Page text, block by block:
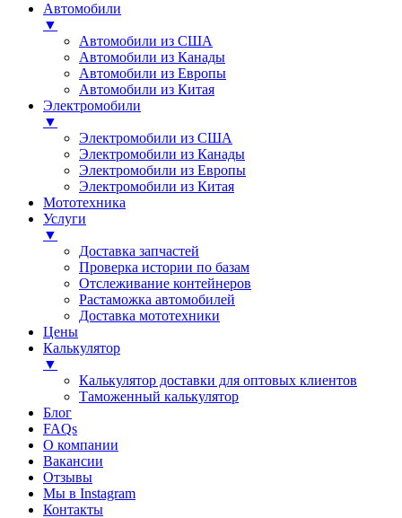
Автомобили
▼
Автомобили из США
Автомобили из Канады
Автомобили из Европы
Автомобили из Китая
Электромобили
▼
Электромобили из США
Электромобили из Канады
Электромобили из Европы
Электромобили из Китая
Мототехника
Услуги
▼
Доставка запчастей
Проверка истории по базам
Отслеживание контейнеров
Растаможка автомобилей
Доставка мототехники
Цены
Калькулятор
▼
Калькулятор доставки для оптовых клиентов
Таможенный калькулятор
Блог
FAQs
О компании
Вакансии
Отзывы
Мы в Instagram
Контакты